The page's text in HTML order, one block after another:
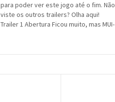
para poder ver este jogo até o fim. Não
viste os outros trailers? Olha aqui!
Trailer 1 Abertura Ficou muito, mas MUI-